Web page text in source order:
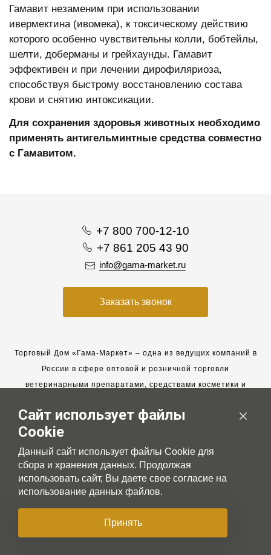
Гамавит незаменим при использовании
ивермектина (ивомека), к токсическому действию
которого особенно чувствительны колли, бобтейлы,
шелти, доберманы и грейхаунды. Гамавит
эффективен и при лечении дирофиляриоза,
способствуя быстрому восстановлению состава
крови и снятию интоксикации.
Для сохранения здоровья животных необходимо
применять антигельминтные средства совместно
с Гамавитом.
+7 800 700-12-10
+7 861 205 43 90
info@gama-market.ru
Заказать звонок
Торговый Дом «Гама-Маркет» – одна из ведущих компаний в
России в сфере оптовой и розничной торговли
ветеринарными препаратами, средствами косметики и
Мы работаем с 2005 года. Мы приглашаем к сотрудничеству
новых клиентов и всегда рассчитываем на взаимовыгодные,
долгосрочные партнерские отношения.
Сайт использует файлы
Cookie
Данный сайт использует файлы Cookie для
сбора и хранения данных. Продолжая
использовать сайт, Вы даете свое согласие на
использование данных файлов.
Принять